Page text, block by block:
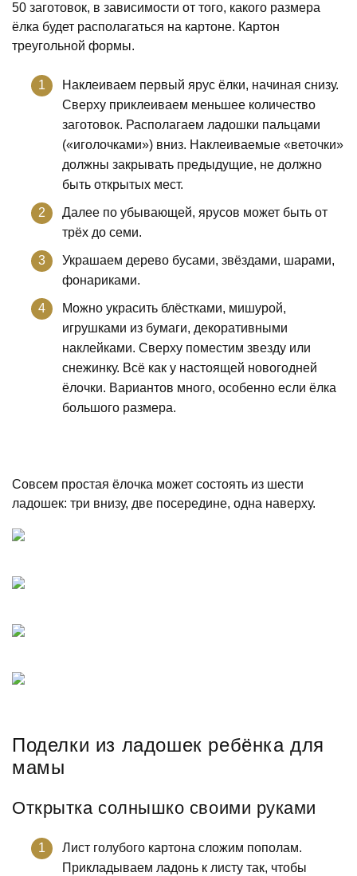
50 заготовок, в зависимости от того, какого размера
ёлка будет располагаться на картоне. Картон
треугольной формы.
Наклеиваем первый ярус ёлки, начиная снизу.
Сверху приклеиваем меньшее количество
заготовок. Располагаем ладошки пальцами
(«иголочками») вниз. Наклеиваемые «веточки»
должны закрывать предыдущие, не должно
быть открытых мест.
Далее по убывающей, ярусов может быть от
трёх до семи.
Украшаем дерево бусами, звёздами, шарами,
фонариками.
Можно украсить блёстками, мишурой,
игрушками из бумаги, декоративными
наклейками. Сверху поместим звезду или
снежинку. Всё как у настоящей новогодней
ёлочки. Вариантов много, особенно если ёлка
большого размера.
Совсем простая ёлочка может состоять из шести
ладошек: три внизу, две посередине, одна наверху.
Поделки из ладошек ребёнка для
мамы
Открытка солнышко своими руками
Лист голубого картона сложим пополам.
Прикладываем ладонь к листу так, чтобы